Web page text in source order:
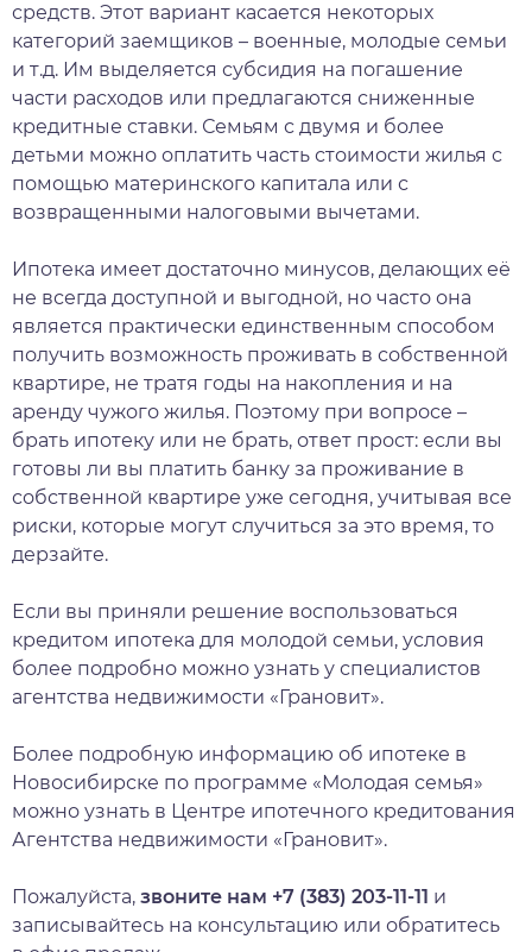
средств. Этот вариант касается некоторых
категорий заемщиков – военные, молодые семьи
и т.д. Им выделяется субсидия на погашение
части расходов или предлагаются сниженные
кредитные ставки. Семьям с двумя и более
детьми можно оплатить часть стоимости жилья с
помощью материнского капитала или с
возвращенными налоговыми вычетами.
Ипотека имеет достаточно минусов, делающих её
не всегда доступной и выгодной, но часто она
является практически единственным способом
получить возможность проживать в собственной
квартире, не тратя годы на накопления и на
аренду чужого жилья. Поэтому при вопросе –
брать ипотеку или не брать, ответ прост: если вы
готовы ли вы платить банку за проживание в
собственной квартире уже сегодня, учитывая все
риски, которые могут случиться за это время, то
дерзайте.
Если вы приняли решение воспользоваться
кредитом ипотека для молодой семьи, условия
более подробно можно узнать у специалистов
агентства недвижимости «Грановит».
Более подробную информацию об ипотеке в
Новосибирске по программе «Молодая семья»
можно узнать в Центре ипотечного кредитования
Агентства недвижимости «Грановит».
Пожалуйста, звоните нам +7 (383) 203-11-11 и
записывайтесь на консультацию или обратитесь